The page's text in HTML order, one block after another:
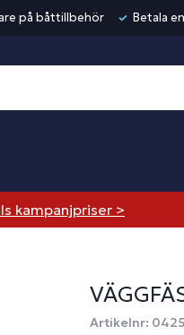
på båttillbehör Betala
kampanjpriser >
Artikelnr: